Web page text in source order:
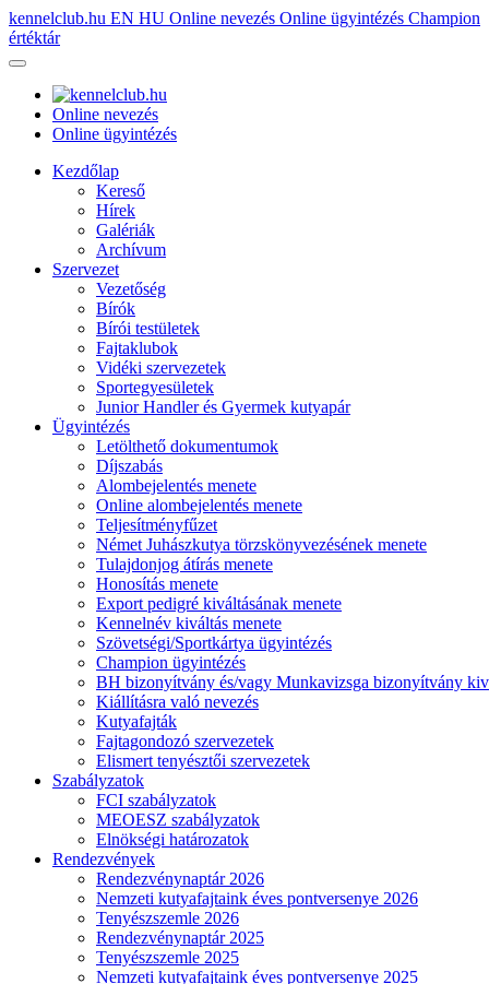
kennelclub.hu EN HU Online nevezés Online ügyintézés Champion
értéktár
Online nevezés
Online ügyintézés
Kezdőlap
Kereső
Hírek
Galériák
Archívum
Szervezet
Vezetőség
Bírók
Bírói testületek
Fajtaklubok
Vidéki szervezetek
Sportegyesületek
Junior Handler és Gyermek kutyapár
Ügyintézés
Letölthető dokumentumok
Díjszabás
Alombejelentés menete
Online alombejelentés menete
Teljesítményfűzet
Német Juhászkutya törzskönyvezésének menete
Tulajdonjog átírás menete
Honosítás menete
Export pedigré kiváltásának menete
Kennelnév kiváltás menete
Szövetségi/Sportkártya ügyintézés
Champion ügyintézés
BH bizonyítvány és/vagy Munkavizsga bizonyítvány
Kiállításra való nevezés
Kutyafajták
Fajtagondozó szervezetek
Elismert tenyésztői szervezetek
Szabályzatok
FCI szabályzatok
MEOESZ szabályzatok
Elnökségi határozatok
Rendezvények
Rendezvénynaptár 2026
Nemzeti kutyafajtaink éves pontversenye 2026
Tenyészszemle 2026
Rendezvénynaptár 2025
Tenyészszemle 2025
Nemzeti kutyafajtaink éves pontversenye 2025